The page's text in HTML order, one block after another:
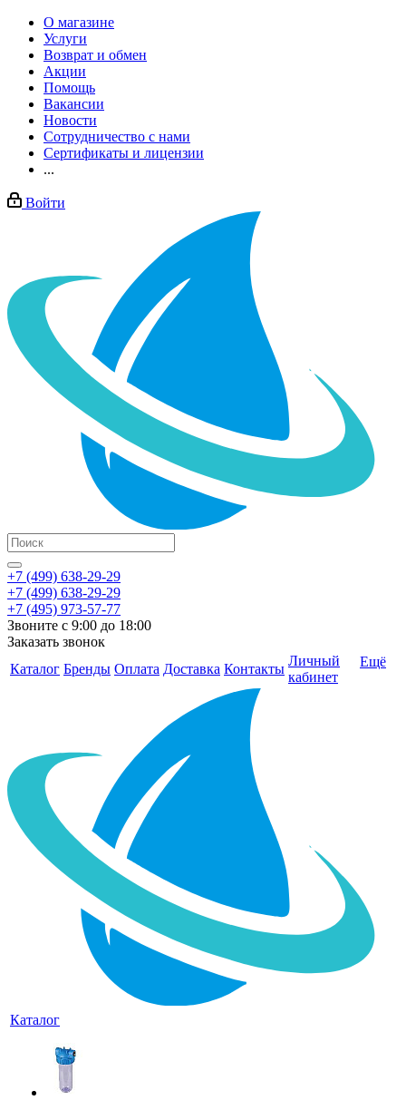
О магазине
Услуги
Возврат и обмен
Акции
Помощь
Вакансии
Новости
Сотрудничество с нами
Сертификаты и лицензии
...
Войти
+7 (499) 638-29-29
+7 (499) 638-29-29
+7 (495) 973-57-77
Звоните с 9:00 до 18:00
Заказать звонок
Каталог Бренды Оплата Доставка Контакты
Личный
кабинет
Ещё
Каталог